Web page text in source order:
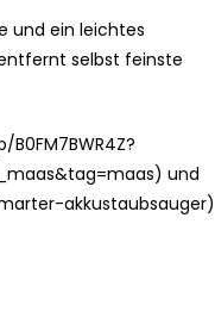
und ein leichtes
selbst feinste
und
akkustaubsauger)